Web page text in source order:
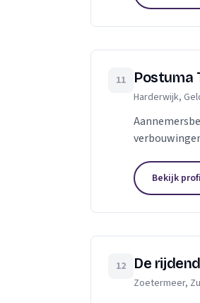
11 Postuma
Harderwijk,
Bekijk
12 De
Zoetermeer,